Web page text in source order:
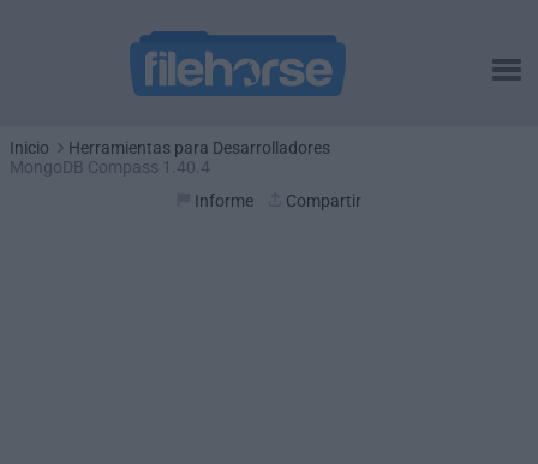
Inicio
Herramientas para Desarrolladores
MongoDB Compass 1.40.4
Informe
Compartir